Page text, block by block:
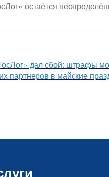
остаётся
дал сбой: штрафы
партнеров в майские